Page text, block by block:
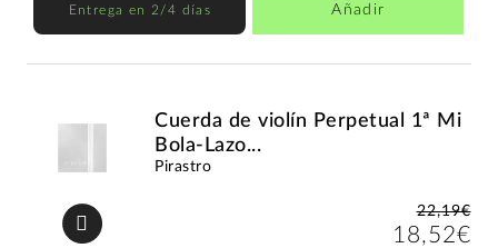
Entrega en 2/4 días Añadir
Cuerda de violín Perpetual 1ª Mi
Bola-Lazo...
Pirastro
22,19€
18,52€